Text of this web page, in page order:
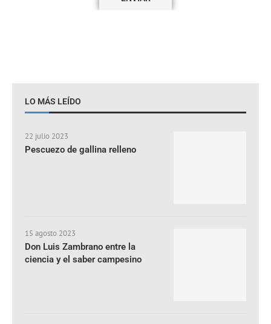
LO MÁS LEÍDO
22 julio 2023
Pescuezo de gallina relleno
15 agosto 2023
Don Luis Zambrano entre la
ciencia y el saber campesino